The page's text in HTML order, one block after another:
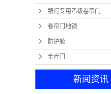
银行专用乙级卷帘门
卷帘门地锁
防护舱
金库门
新闻资讯